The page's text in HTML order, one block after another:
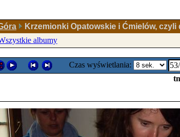
Krzemionki Opatowskie i Ćmielów,
albumy
Czas wyświetlania: